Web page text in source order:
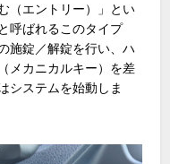
（エントリー）」とい
呼ばれるこのタイプ
施錠／解錠を行い、ハ
メカニカルキー）を差
システムを始動しま